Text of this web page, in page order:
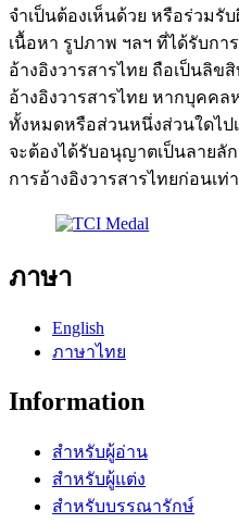
จำเป็นต้องเห็นด้วย หรือร่วมรั
เนื้อหา รูปภาพ ฯลฯ ที่ได้รับก
อ้างอิงวารสารไทย ถือเป็นลิข
อ้างอิงวารสารไทย หากบุคค
ทั้งหมดหรือส่วนหนึ่งส่วนใดไป
จะต้องได้รับอนุญาตเป็นลาย
การอ้างอิงวารสารไทยก่อนเท่
ภาษา
English
ภาษาไทย
Information
สำหรับผู้อ่าน
สำหรับผู้แต่ง
สำหรับบรรณารักษ์